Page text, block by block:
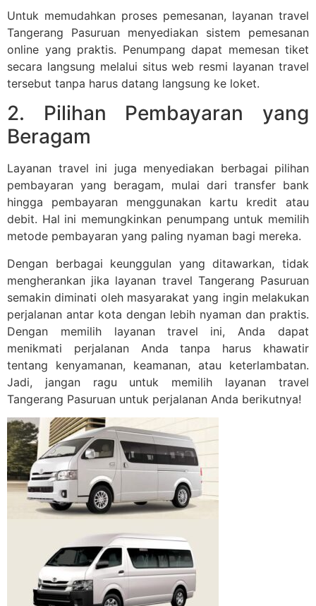
Untuk memudahkan proses pemesanan, layanan travel
Tangerang Pasuruan menyediakan sistem pemesanan
online yang praktis. Penumpang dapat memesan tiket
secara langsung melalui situs web resmi layanan travel
tersebut tanpa harus datang langsung ke loket.
2. Pilihan Pembayaran yang
Beragam
Layanan travel ini juga menyediakan berbagai pilihan
pembayaran yang beragam, mulai dari transfer bank
hingga pembayaran menggunakan kartu kredit atau
debit. Hal ini memungkinkan penumpang untuk memilih
metode pembayaran yang paling nyaman bagi mereka.
Dengan berbagai keunggulan yang ditawarkan, tidak
mengherankan jika layanan travel Tangerang Pasuruan
semakin diminati oleh masyarakat yang ingin melakukan
perjalanan antar kota dengan lebih nyaman dan praktis.
Dengan memilih layanan travel ini, Anda dapat
menikmati perjalanan Anda tanpa harus khawatir
tentang kenyamanan, keamanan, atau keterlambatan.
Jadi, jangan ragu untuk memilih layanan travel
Tangerang Pasuruan untuk perjalanan Anda berikutnya!